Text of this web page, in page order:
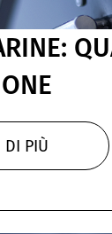
DI PIÙ